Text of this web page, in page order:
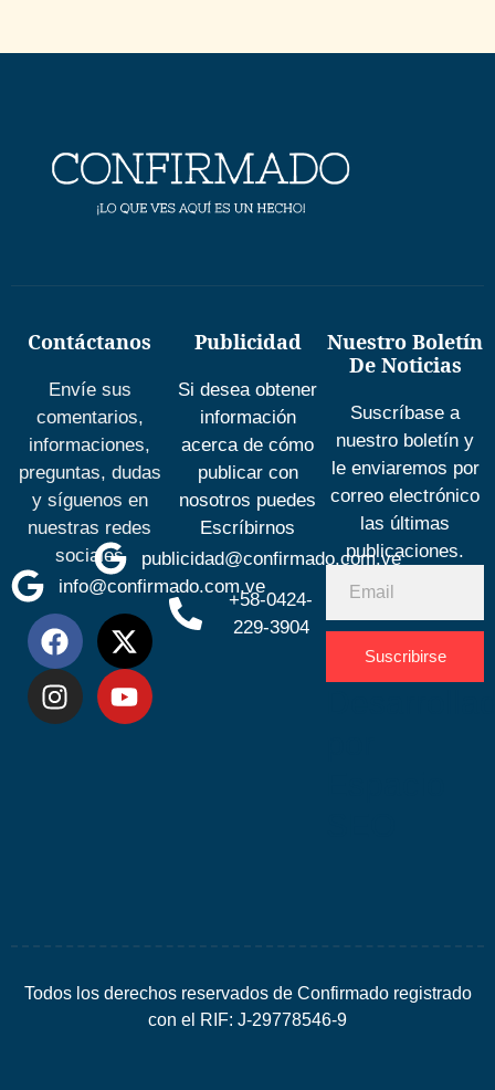
Contáctanos
Envíe sus
comentarios,
informaciones,
preguntas, dudas
y síguenos en
nuestras redes
sociales
info@confirmado.com.ve
Publicidad
Si desea obtener
información
acerca de cómo
publicar con
nosotros puedes
Escríbirnos
publicidad@confirmado.com.ve
+58-0424-
229-3904
Nuestro Boletín
De Noticias
Suscríbase a
nuestro boletín y
le enviaremos por
correo electrónico
las últimas
publicaciones.
Suscribirse
Todos los derechos reservados de Confirmado registrado
con el RIF: J-29778546-9